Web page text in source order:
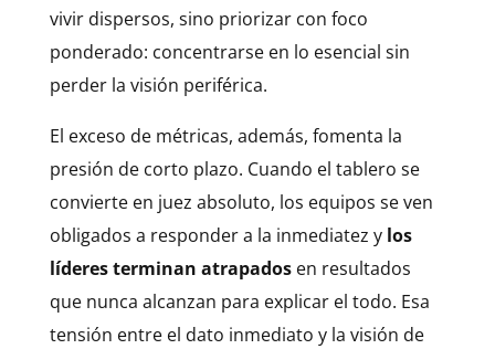
vivir dispersos, sino priorizar con foco
ponderado: concentrarse en lo esencial sin
perder la visión periférica.
El exceso de métricas, además, fomenta la
presión de corto plazo. Cuando el tablero se
convierte en juez absoluto, los equipos se ven
obligados a responder a la inmediatez y los
líderes terminan atrapadosen resultados
que nunca alcanzan para explicar el todo. Esa
tensión entre el dato inmediato y la visión de